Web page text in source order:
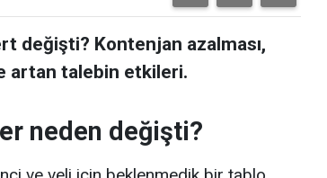
değişti? Kontenjan azalması,
artan talebin etkileri.
neden değişti?